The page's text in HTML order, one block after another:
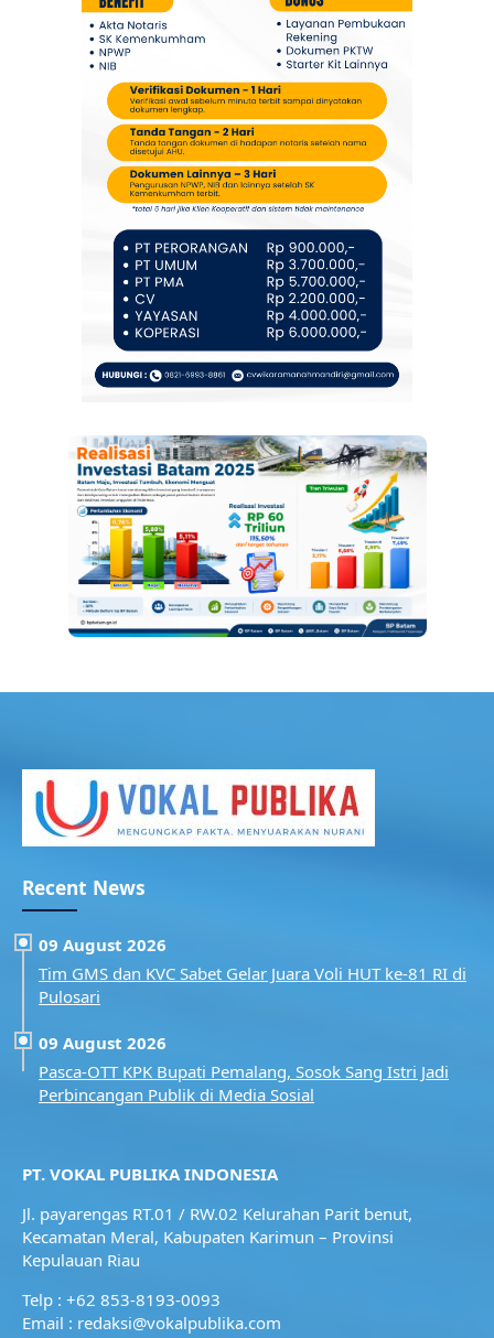
Recent News
09 August 2026
Tim GMS dan KVC Sabet Gelar Juara Voli HUT ke-81 RI di
Pulosari
09 August 2026
Pasca-OTT KPK Bupati Pemalang, Sosok Sang Istri Jadi
Perbincangan Publik di Media Sosial
PT. VOKAL PUBLIKA INDONESIA
Jl. payarengas RT.01 / RW.02 Kelurahan Parit benut,
Kecamatan Meral, Kabupaten Karimun – Provinsi
Kepulauan Riau
Telp : +62 853-8193-0093
Email : redaksi@vokalpublika.com